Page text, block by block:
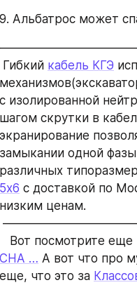
9. Альбатрос может
Гибкий кабель КГЭ
с изолированной
шагом скрутки в
экранирование
замыкании одной
различных
5х6 с доставкой по
низким ценам.
Вот посмотрите еще
СНА … А вот что про
еще, что это за